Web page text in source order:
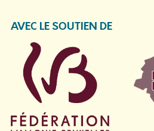
AVEC LE SOUTIEN DE